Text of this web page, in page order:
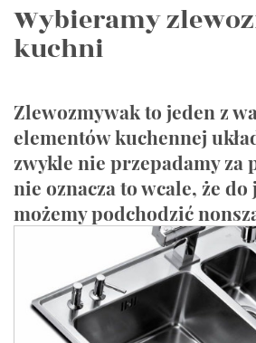
Wybieramy
kuchni
Zlewozmywak to jeden z
elementów kuchennej
zwykle nie przepadamy za
nie oznacza to wcale, że
możemy podchodzić